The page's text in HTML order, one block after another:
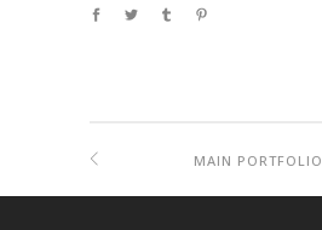
MAIN PORTFOLIO